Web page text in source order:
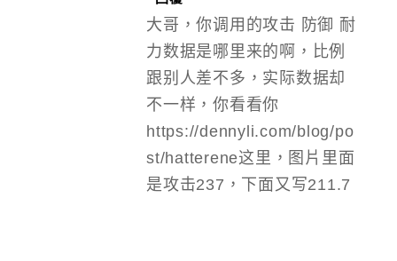
大哥，你调用的攻击 防御 耐
力数据是哪里来的啊，比例
跟别人差不多，实际数据却
不一样，你看看你
https://dennyli.com/blog/po
st/hatterene这里，图片里面
是攻击237，下面又写211.7